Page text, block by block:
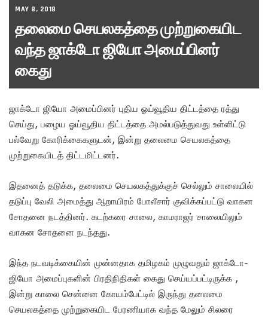
MAY 8, 2018
தலைமை செயலகத்தை முற்றுகையிட
வந்த ஜாக்டோ ஜியோ அமைப்பினர்
கைது
ஜாக்டோ ஜியோ அமைப்பினர் புதிய ஓய்வூதிய திட்டத்தை ரத்து
செய்து, பழைய ஓய்வூதிய திட்டத்தை அமல்படுத்துவது உள்ளிட்டு
பல்வேறு கோரிக்கைகளுடன், இன்று தலைமை செயலகத்தை
முற்றுகையிடத் திட்டமிட்டனர்.
இதனைத் தடுக்க, தலைமை செயலகத்துக்குச் செல்லும் சாலையில்
தடுப்பு வேலி அமைத்து ஆறாயிரம் போலீசார் குவிக்கப்பட்டு வாகன
சோதனை நடத்தினர். கடற்கரை சாலை, காமராஜர் சாலையிலும்
வாகன சோதனை நடந்தது.
இந்த நடவடிக்கையின் முன்னதாக தமிழகம் முழுவதும் ஜாக்டோ-
ஜியோ அமைப்புகளின் பிரதிநிதிகள் கைது செய்யப்பட்டிருக்க ,
இன்று காலை சென்னை கோயம்பேட்டில் இருந்து தலைமை
செயலகத்தை முற்றுகையிட பேரணியாக வந்த மேலும் சிலரை